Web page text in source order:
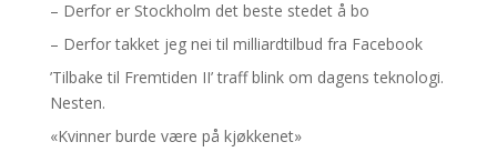
– Derfor er Stockholm det beste stedet å bo
– Derfor takket jeg nei til milliardtilbud fra Facebook
’Tilbake til Fremtiden II’ traff blink om dagens teknologi.
Nesten.
«Kvinner burde være på kjøkkenet»